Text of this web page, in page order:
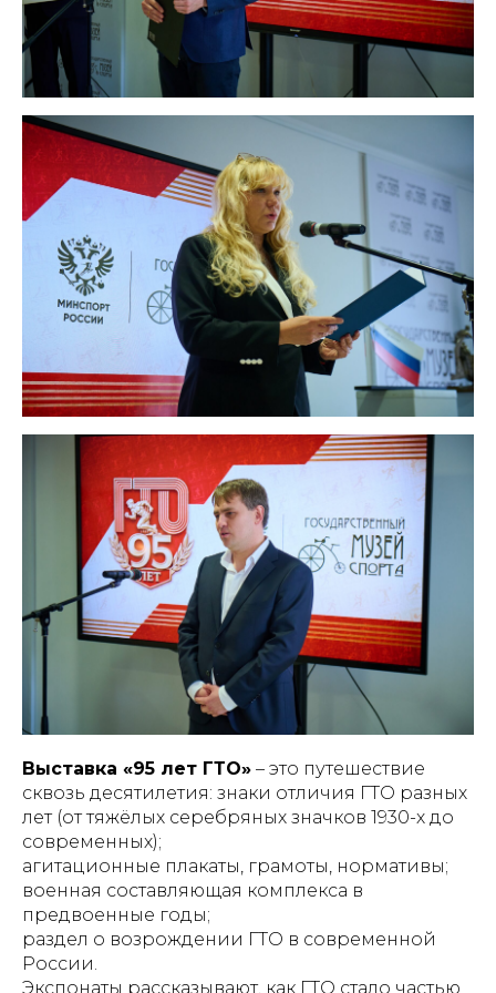
Выставка «95 лет ГТО» – это путешествие
сквозь десятилетия: знаки отличия ГТО разных
лет (от тяжёлых серебряных значков 1930-х до
современных);
агитационные плакаты, грамоты, нормативы;
военная составляющая комплекса в
предвоенные годы;
раздел о возрождении ГТО в современной
России.
Экспонаты рассказывают, как ГТО стало частью